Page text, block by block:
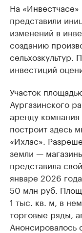
На
представили
изменений в
созданию
инвестиций
Участок
Аургазинского
аренду
построит здесь
«Ихлас».
земли —
представила
январе 2026
50 млн руб.
1 тыс. кв. м, в
торговые ряды,
Анонсировалось